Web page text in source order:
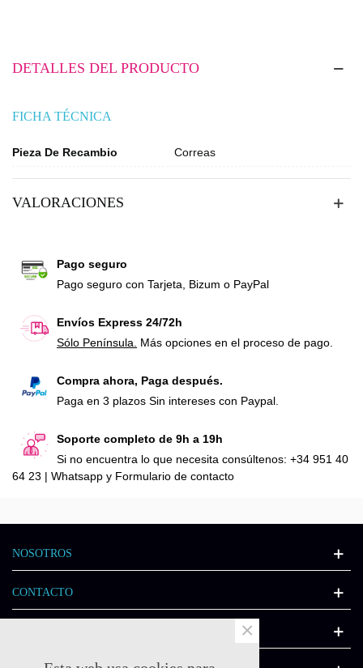
DETALLES DEL PRODUCTO
FICHA TÉCNICA
Pieza De Recambio Correas
VALORACIONES
Pago seguro
Pago seguro con Tarjeta, Bizum o PayPal
Envíos Express 24/72h
Sólo Península. Más opciones en el proceso de pago.
Compra ahora, Paga después.
Paga en 3 plazos Sin intereses con Paypal.
Soporte completo de 9h a 19h
Si no encuentra lo que necesita consúltenos: +34 951 40
64 23 | Whatsapp y Formulario de contacto
NOSOTROS
CONTACTO
×